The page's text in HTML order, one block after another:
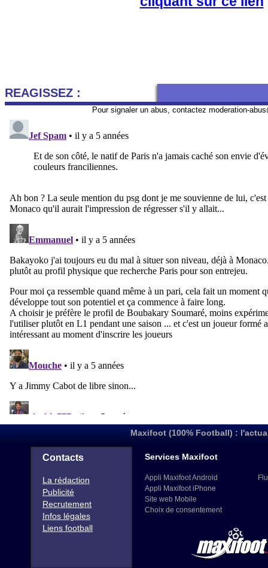
REAGISSEZ :
Pour signaler un abus, contactez moderation-
Maxifoot (100% Football) :
Contacts
La rédaction
Publicité
Recrutement
Infos légales
Liens football
Services Maxifoot
Appli Maxifoot Android
Appli Maxifoot iPhone
Site web Mobile
Choix de consentement